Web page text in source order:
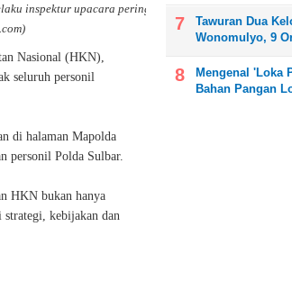
inspektur upacara peringatan HKN (Foto:
Nasional (HKN),
seluruh personil
di halaman Mapolda
personil Polda Sulbar.
HKN bukan hanya
kebijakan dan
Tawuran Dua
Wonomulyo, 9
Mengenal 'Loka
Bahan Pangan